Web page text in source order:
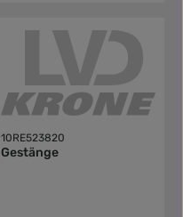
10RE523820
Gestänge